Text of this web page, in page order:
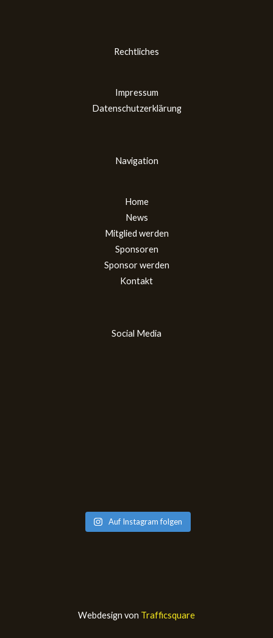
Rechtliches
Impressum
Datenschutzerklärung
Navigation
Home
News
Mitglied werden
Sponsoren
Sponsor werden
Kontakt
Social Media
Auf Instagram folgen
Webdesign von Trafficsquare